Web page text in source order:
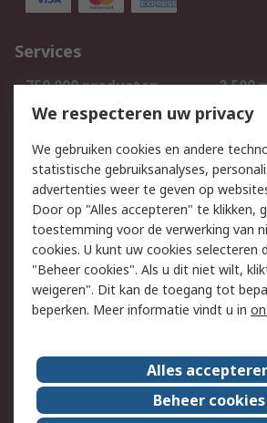
Services
750.000 producten
2.500
Bestellen
Track & Trace
Wettelijk
Cookiebeleid
Email
Privacybeleid
Algemene
verkoopvoorwaarden
Over RS
RS Group
Over
We respecteren uw privacy
We gebruiken cookies en andere
statistische gebruiksanalyses,
advertenties weer te geven op
Door op "Alles accepteren" te klikken,
toestemming voor de verwerking van
cookies. U kunt uw cookies selecteren
"Beheer cookies". Als u dit niet wilt,
weigeren". Dit kan de toegang tot
beperken. Meer informatie vindt u in
Alles
Beheer cookies